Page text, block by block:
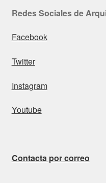
Redes Sociales de
Facebook
Twitter
Instagram
Youtube
Contacta por correo